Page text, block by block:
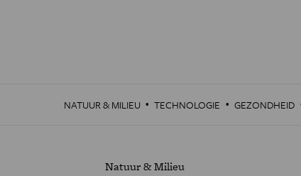
NATUUR & MILIEU · TECHNOLOGIE · GEZONDHEID
Natuur & Milieu